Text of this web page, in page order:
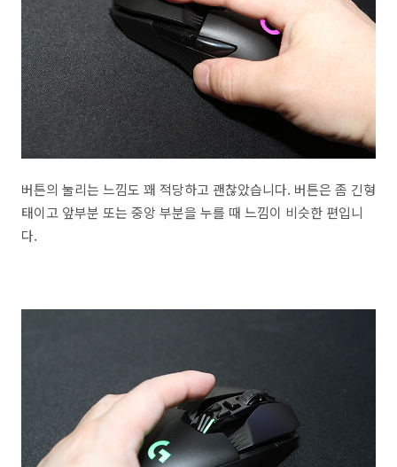
버튼의 눌리는 느낌도 꽤 적당하고 괜찮았습니다. 버튼은 좀 긴형
태이고 앞부분 또는 중앙 부분을 누를 때 느낌이 비슷한 편입니
다.